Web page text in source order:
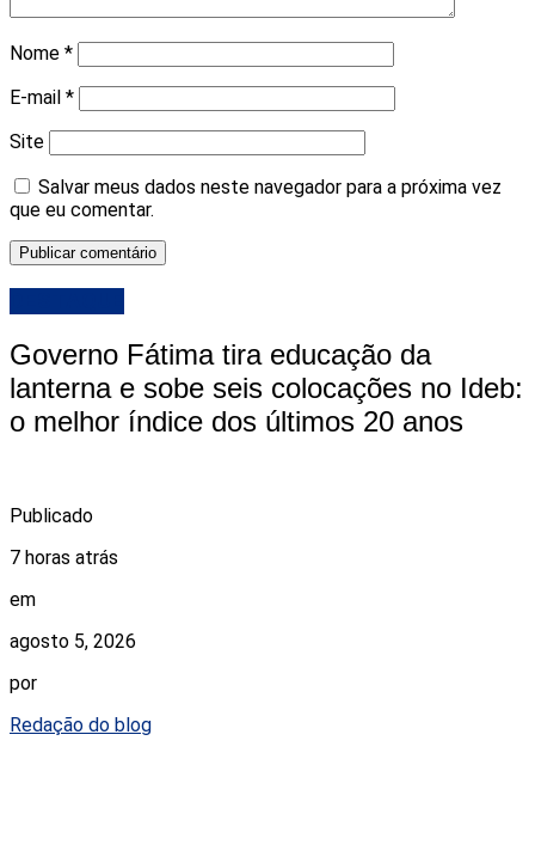
Nome *
E-mail *
Site
Salvar meus dados neste navegador para a próxima vez
que eu comentar.
Governo Fátima tira educação da
lanterna e sobe seis colocações no Ideb:
o melhor índice dos últimos 20 anos
Publicado
7 horas atrás
em
agosto 5, 2026
por
Redação do blog